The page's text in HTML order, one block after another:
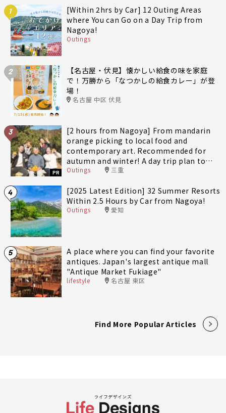
1
[Within 2hrs by Car] 12 Outing Areas
where You can Go on a Day Trip from
Nagoya!
Outings
2
【名古屋・伏見】懐かしい給食の味を家庭
で！万勝から「なつかしの給食カレー」が登
場！
名古屋 中区 伏見
3
PR
[2 hours from Nagoya] From mandarin
orange picking to local food and
contemporary art. Recommended for
autumn and winter! A day trip plan to
fully enjoy Minami-Ise Town
Outings 三重
4
[2025 Latest Edition] 32 Summer Resorts
Within 2.5 Hours by Car from Nagoya!
Outings 愛知
5
A place where you can find your favorite
antiques. Japan's largest antique mall
"Antique Market Fukiage"
lifestyle 名古屋 東区
Find More Popular Articles